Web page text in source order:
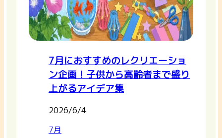
7月におすすめのレクリエーショ
ン企画！子供から高齢者まで盛り
上がるアイデア集
2026/6/4
7月